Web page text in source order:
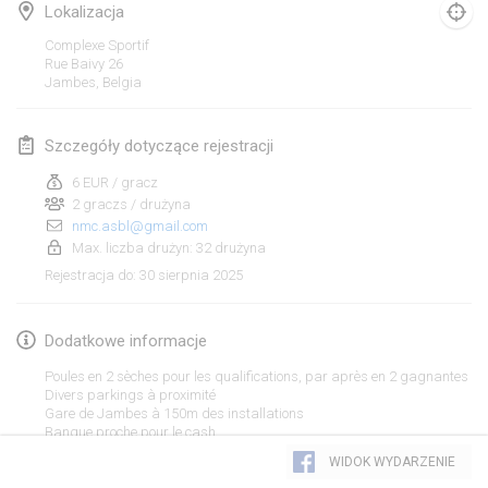
Lista widoku
Lokalizacja
Complexe Sportif
Rue Baivy 26
Jambes Belgia
Szczegóły dotyczące rejestracji
6 EUR / gracz
2 graczs / drużyna
nmc.asbl@gmail.com
Max. liczba drużyn: 32 drużyna
Rejestracja do: 30 sierpnia 2025
Dodatkowe informacje
Poules en 2 sèches pour les qualifications, par après en 2 gagnantes
Divers parkings à proximité
Gare de Jambes à 150m des installations
Banque proche pour le cash
Paiement en liquide sur place ou par QR CODE
WIDOK WYDARZENIE
luty 2025
7 lut 2025 Stany Zjednoczone
Open des vendanges tardives
8 lut 2025 |Francja
Indoor de la CASAS
SM HalliMölkky - Finnish Championship
15 lut 2025|Finlandia
Warm-up EM Indoor